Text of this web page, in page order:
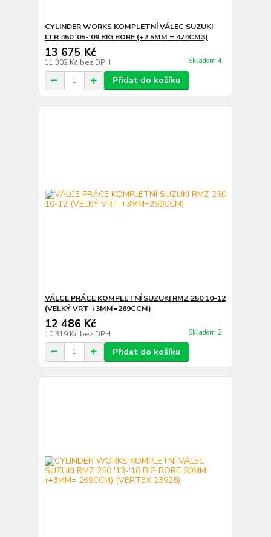
CYLINDER WORKS KOMPLETNÍ VÁLEC SUZUKI
LTR 450 '05-'09 BIG BORE (+2.5MM = 474CM3)
13 675 Kč
11 302 Kč bez DPH Skladem 4
Přidat do košíku
VÁLCE PRÁCE KOMPLETNÍ SUZUKI RMZ 250 10-12
(VELKÝ VRT +3MM=269CCM)
12 486 Kč
10 319 Kč bez DPH Skladem 2
Přidat do košíku